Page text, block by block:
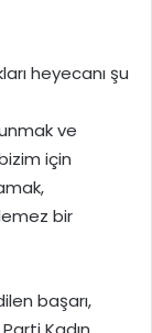
heyecanı şu
ve
için
bir
başarı,